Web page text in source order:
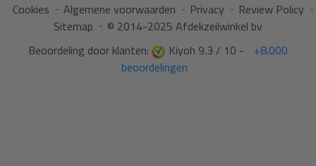
Cookies Algemene voorwaarden Privacy
Review Policy
Sitemap
© 2014-2025 Afdekzeilwinkel bv
Beoordeling door klanten:
Kiyoh 9.3 / 10 -
+8.000
beoordelingen